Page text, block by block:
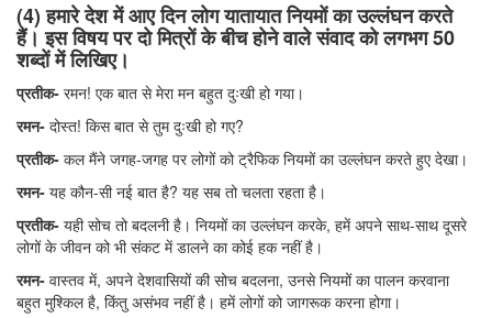
(4) हमारे देश में आए दिन लोग यातायात नियमों का उल्लंघन करते
हैं। इस विषय पर दो मित्रों के बीच होने वाले संवाद को लगभग 50
शब्दों में लिखिए।
प्रतीक- रमन! एक बात से मेरा मन बहुत दुःखी हो गया।
रमन- दोस्त! किस बात से तुम दुःखी हो गए?
प्रतीक- कल मैंने जगह-जगह पर लोगों को ट्रैफिक नियमों का उल्लंघन करते हुए देखा।
रमन- यह कौन-सी नई बात है? यह सब तो चलता रहता है।
प्रतीक- यही सोच तो बदलनी है। नियमों का उल्लंघन करके, हमें अपने साथ-साथ दूसरे
लोगों के जीवन को भी संकट में डालने का कोई हक नहीं है।
रमन- वास्तव में, अपने देशवासियों की सोच बदलना, उनसे नियमों का पालन करवाना
बहुत मुश्किल है, किंतु असंभव नहीं है। हमें लोगों को जागरूक करना होगा।